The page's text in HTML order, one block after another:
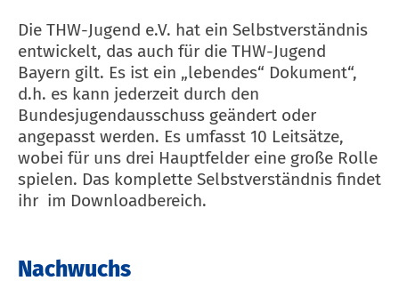
Die THW-Jugend e.V. hat ein Selbstverständnis
entwickelt, das auch für die THW-Jugend
Bayern gilt. Es ist ein „lebendes“ Dokument“,
d.h. es kann jederzeit durch den
Bundesjugendausschuss geändert oder
angepasst werden. Es umfasst 10 Leitsätze,
wobei für uns drei Hauptfelder eine große Rolle
spielen. Das komplette Selbstverständnis findet
ihr im Downloadbereich.
Nachwuchs